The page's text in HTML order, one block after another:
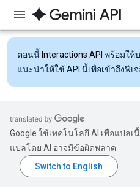
ตอนนี้ Interactions API พร้อมให้
แนะนำให้ใช้ API นี้เพื่อเข้าถึงฟี
Google ใช้เทคโนโลยี AI เพื่อแปล
แปลโดย AI อาจมีข้อผิดพลาด